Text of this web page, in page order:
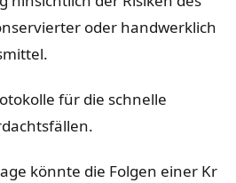
oder handwerklich
für die schnelle
könnte die Folgen einer Krise